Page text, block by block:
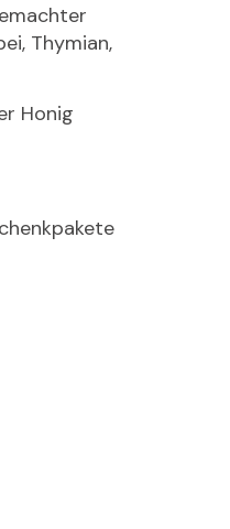
Thymian,
Honig